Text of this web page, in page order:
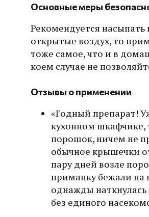
Основные меры
Рекомендуется
открытые воздух, то
тоже самое, что и в
коем случае не
Отзывы о применении
«Годный препарат!
кухонном шкафчике,
порошок, ничем не
обычное крышечки
пару дней возле
приманку бежали на
однажды
без единого